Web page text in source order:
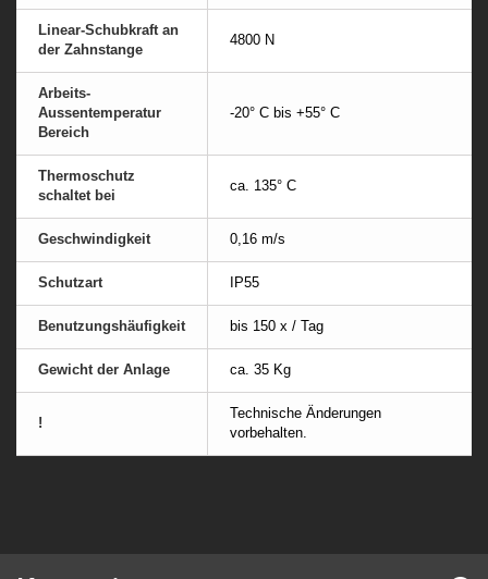
Linear-Schubkraft an
der Zahnstange
4800 N
Arbeits-
Aussentemperatur
Bereich
-20° C bis +55° C
Thermoschutz
schaltet bei
ca. 135° C
Geschwindigkeit 0,16 m/s
Schutzart IP55
Benutzungshäufigkeit bis 150 x / Tag
Gewicht der Anlage ca. 35 Kg
!
Technische Änderungen
vorbehalten.